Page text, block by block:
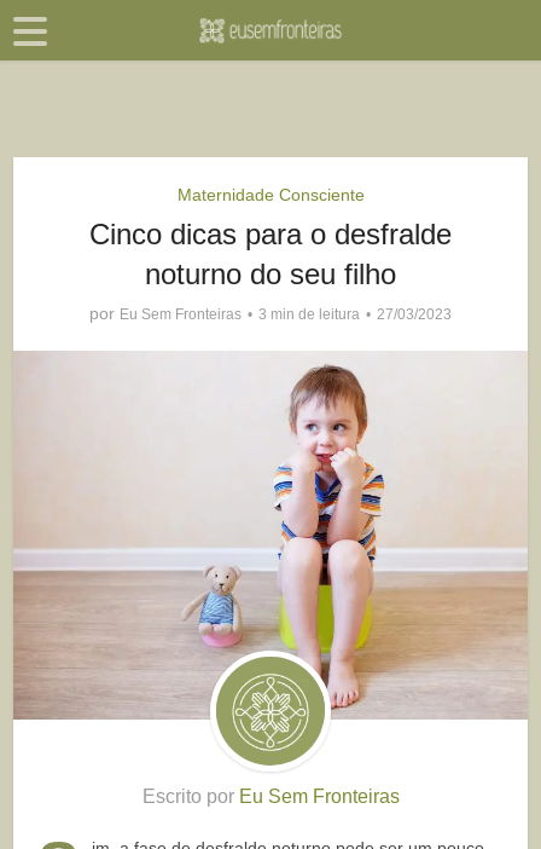
Maternidade Consciente
Cinco dicas para o desfralde
noturno do seu filho
por Eu Sem Fronteiras 3 min de leitura 27/03/2023
Escrito por Eu Sem Fronteiras